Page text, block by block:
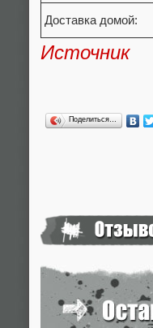
Доставка домой:
Источник
Поделиться…